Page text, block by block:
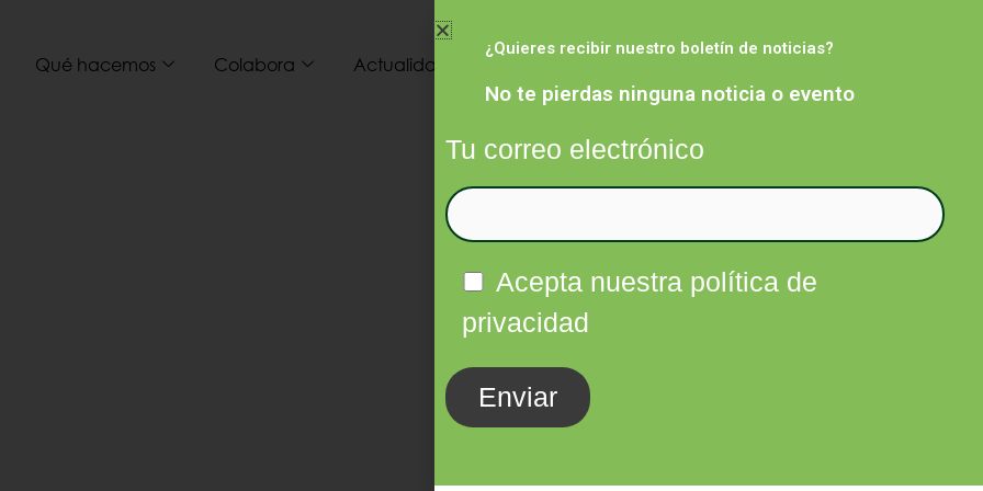
Qué hacemos Colabora Actualidad Infórmate FacebookTwitter
¿Quieres recibir nuestro boletín de noticias?
No te pierdas ninguna noticia o evento
Tu correo electrónico
Acepta nuestra política de
privacidad